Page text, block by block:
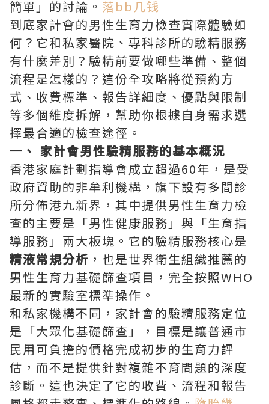
簡單」的討論。 落bb几钱
到底家計會的男性生育力檢查實際體驗如
何？它和私家醫院、專科診所的驗精服務
有什麼差別？驗精前要做哪些準備、整個
流程是怎樣的？這份全攻略將從預約方
式、收費標準、報告詳細度、優點與限制
等多個維度拆解，幫助你根據自身需求選
擇最合適的檢查途徑。
一、 家計會男性驗精服務的基本概況
香港家庭計劃指導會成立超過60年，是受
政府資助的非牟利機構，旗下設有多間診
所分佈港九新界，其中提供男性生育力檢
查的主要是「男性健康服務」與「生育指
導服務」兩大板塊。它的驗精服務核心是‌
精液常規分析 ‌，也是世界衛生組織推薦的
男性生育力基礎篩查項目，完全按照WHO
最新的實驗室標準操作。
和私家機構不同，家計會的驗精服務定位
是「大眾化基礎篩查」，目標是讓普通市
民用可負擔的價格完成初步的生育力評
估，而不是提供針對複雜不育問題的深度
診斷。這也決定了它的收費、流程和報告